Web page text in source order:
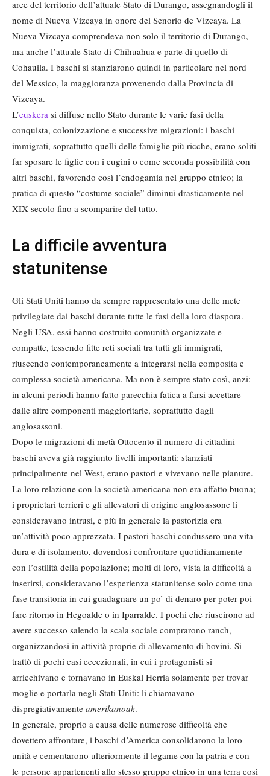
aree del territorio dell’attuale Stato di Durango, assegnandogli il
nome di Nueva Vizcaya in onore del Senorio de Vizcaya. La
Nueva Vizcaya comprendeva non solo il territorio di Durango,
ma anche l’attuale Stato di Chihuahua e parte di quello di
Cohauila. I baschi si stanziarono quindi in particolare nel nord
del Messico, la maggioranza provenendo dalla Provincia di
Vizcaya.
L’euskera si diffuse nello Stato durante le varie fasi della
conquista, colonizzazione e successive migrazioni: i baschi
immigrati, soprattutto quelli delle famiglie più ricche, erano soliti
far sposare le figlie con i cugini o come seconda possibilità con
altri baschi, favorendo così l’endogamia nel gruppo etnico; la
pratica di questo “costume sociale” diminuì drasticamente nel
XIX secolo fino a scomparire del tutto.
La difficile avventura
statunitense
Gli Stati Uniti hanno da sempre rappresentato una delle mete
privilegiate dai baschi durante tutte le fasi della loro diaspora.
Negli USA, essi hanno costruito comunità organizzate e
compatte, tessendo fitte reti sociali tra tutti gli immigrati,
riuscendo contemporaneamente a integrarsi nella composita e
complessa società americana. Ma non è sempre stato così, anzi:
in alcuni periodi hanno fatto parecchia fatica a farsi accettare
dalle altre componenti maggioritarie, soprattutto dagli
anglosassoni.
Dopo le migrazioni di metà Ottocento il numero di cittadini
baschi aveva già raggiunto livelli importanti: stanziati
principalmente nel West, erano pastori e vivevano nelle pianure.
La loro relazione con la società americana non era affatto buona;
i proprietari terrieri e gli allevatori di origine anglosassone li
consideravano intrusi, e più in generale la pastorizia era
un’attività poco apprezzata. I pastori baschi condussero una vita
dura e di isolamento, dovendosi confrontare quotidianamente
con l’ostilità della popolazione; molti di loro, vista la difficoltà a
inserirsi, consideravano l’esperienza statunitense solo come una
fase transitoria in cui guadagnare un po’ di denaro per poter poi
fare ritorno in Hegoalde o in Iparralde. I pochi che riuscirono ad
avere successo salendo la scala sociale comprarono ranch,
organizzandosi in attività proprie di allevamento di bovini. Si
trattò di pochi casi eccezionali, in cui i protagonisti si
arricchivano e tornavano in Euskal Herria solamente per trovar
moglie e portarla negli Stati Uniti: li chiamavano
dispregiativamente amerikanoak.
In generale, proprio a causa delle numerose difficoltà che
dovettero affrontare, i baschi d’America consolidarono la loro
unità e cementarono ulteriormente il legame con la patria e con
le persone appartenenti allo stesso gruppo etnico in una terra così